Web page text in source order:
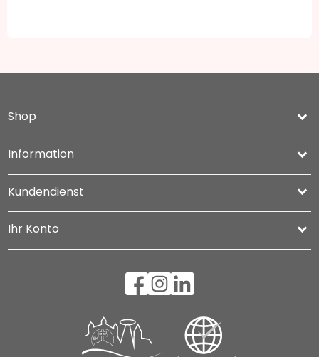
Shop keyboard_arrow_down
Information 
Kundendienst 
Ihr Konto 